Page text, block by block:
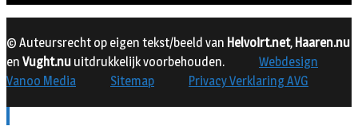
© Auteursrecht op eigen tekst/beeld van Helvoirt.net, Haaren.nu
en Vught.nu uitdrukkelijk voorbehouden.
Webdesign
Vanoo Media
Sitemap Privacy Verklaring AVG